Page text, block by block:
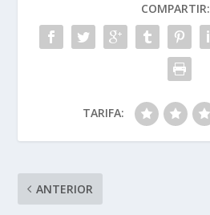
COMPARTIR:
TARIFA:
ANTERIOR